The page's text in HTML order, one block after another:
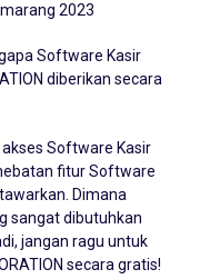
2023
Software Kasir
diberikan secara
Software Kasir
fitur Software
Dimana
sangat dibutuhkan
jangan ragu untuk
secara gratis!